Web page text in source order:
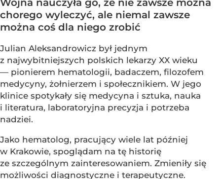
Wojna nauczyła go, że nie zawsze można
chorego wyleczyć, ale niemal zawsze
można coś dla niego zrobić
Julian Aleksandrowicz był jednym
z najwybitniejszych polskich lekarzy XX wieku
— pionierem hematologii, badaczem, filozofem
medycyny, żołnierzem i społecznikiem. W jego
klinice spotykały się medycyna i sztuka, nauka
i literatura, laboratoryjna precyzja i potrzeba
nadziei.
Jako hematolog, pracujący wiele lat później
w Krakowie, spoglądam na tę historię
ze szczególnym zainteresowaniem. Zmieniły się
możliwości diagnostyczne i terapeutyczne.